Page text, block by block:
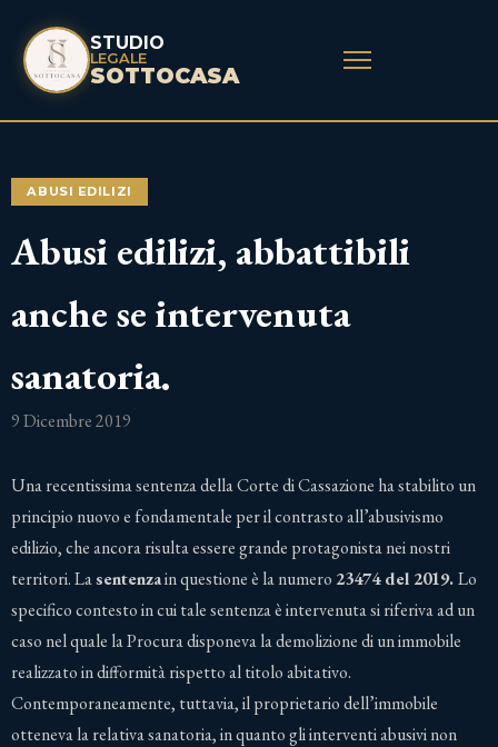
STUDIO
LEGALE
SOTTOCASA
ABUSI EDILIZI
Abusi edilizi, abbattibili
anche se intervenuta
sanatoria.
9 Dicembre 2019
Una recentissima sentenza della Corte di Cassazione ha stabilito un
principio nuovo e fondamentale per il contrasto all’abusivismo
edilizio, che ancora risulta essere grande protagonista nei nostri
territori. Lasentenzain questione è la numero 23474 del 2019.Lo
specifico contesto in cui tale sentenza è intervenuta si riferiva ad un
caso nel quale la Procura disponeva la demolizione di un immobile
realizzato in difformità rispetto al titolo abitativo.
Contemporaneamente, tuttavia, il proprietario dell’immobile
otteneva la relativa sanatoria, in quanto gli interventi abusivi non